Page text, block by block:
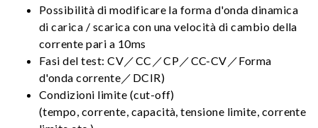
Possibilità di modificare la forma d'onda dinamica
di carica / scarica con una velocità di cambio della
corrente pari a 10ms
Fasi del test: CV／CC／CP／CC-CV／Forma
d'onda corrente／DCIR)
Condizioni limite (cut-off)
(tempo, corrente, capacità, tensione limite, corrente